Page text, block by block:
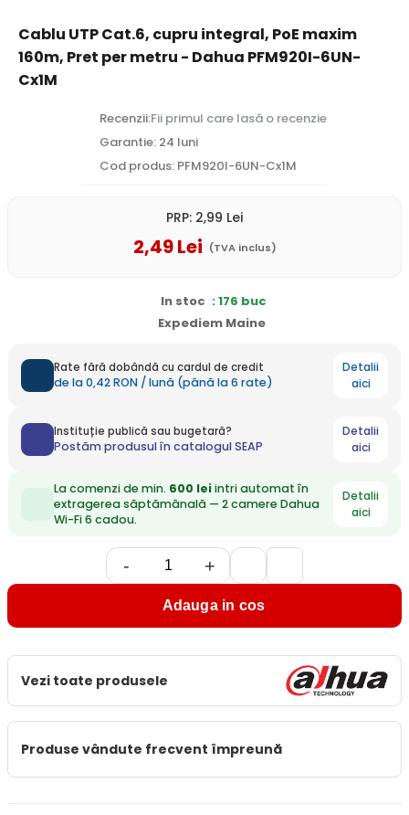
Cablu UTP Cat.6, cupru integral, PoE maxim
160m, Pret per metru - Dahua PFM920I-6UN-
Cx1M
Recenzii:Fii primul care lasă o recenzie
Garantie: 24 luni
Cod produs: PFM920I-6UN-Cx1M
PRP: 2,99 Lei
2,49Lei (TVA inclus)
In stoc : 176 buc
Expediem Maine
Rate fără dobândă cu cardul de credit
de la 0,42 RON / lună (până la 6 rate)
Detalii
aici
Instituție publică sau bugetară?
Postăm produsul în catalogul SEAP
Detalii
aici
La comenzi de min. 600 leiintri automat în
extragerea săptămânală — 2 camere Dahua
Wi-Fi 6 cadou.
Detalii
aici
- +
Adauga in cos
Vezi toate produsele
Produse vândute frecvent împreună